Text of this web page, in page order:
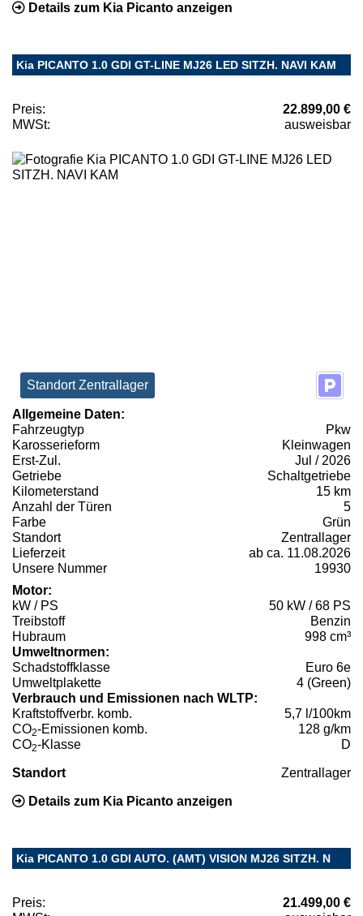
Details zum Kia Picanto anzeigen
Kia PICANTO 1.0 GDI GT-LINE MJ26 LED SITZH. NAVI KAM
Preis:
22.899,00 €
MWSt:
ausweisbar
Standort Zentrallager
Allgemeine Daten:
Fahrzeugtyp
Pkw
Karosserieform
Kleinwagen
Erst-Zul.
Jul / 2026
Getriebe
Schaltgetriebe
Kilometerstand
15 km
Anzahl der Türen
5
Farbe
Grün
Standort
Zentrallager
Lieferzeit
ab ca. 11.08.2026
Unsere Nummer
19930
Motor:
kW / PS
50 kW / 68 PS
Treibstoff
Benzin
Hubraum
998 cm³
Umweltnormen:
Schadstoffklasse
Euro 6e
Umweltplakette
4 (Green)
Verbrauch und Emissionen nach WLTP:
Kraftstoffverbr. komb.
5,7 l/100km
CO2-Emissionen komb.
128 g/km
CO2-Klasse D
Standort Zentrallager
Details zum Kia Picanto anzeigen
Kia PICANTO 1.0 GDI AUTO. (AMT) VISION MJ26 SITZH. N
Preis:
21.499,00 €